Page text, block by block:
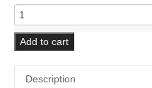
Epiphone
Dot
Studio
(ES-
335)
quantity
Add to cart
Description